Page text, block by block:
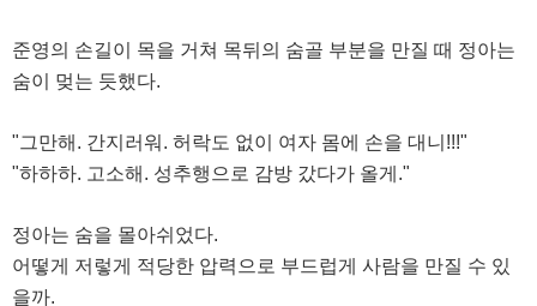
준영의 손길이 목을 거쳐 목뒤의 숨골 부분을 만질 때 정아는
숨이 멎는 듯했다.
"그만해. 간지러워. 허락도 없이 여자 몸에 손을 대니!!!"
"하하하. 고소해. 성추행으로 감방 갔다가 올게."
정아는 숨을 몰아쉬었다.
어떻게 저렇게 적당한 압력으로 부드럽게 사람을 만질 수 있
을까.